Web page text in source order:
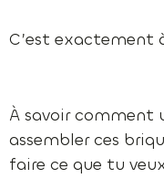
C’est exactement
À savoir comment
assembler ces
faire ce que tu